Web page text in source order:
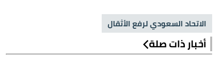
الاتحاد السعودي لرفع الأثقال
أخبار ذات صلة